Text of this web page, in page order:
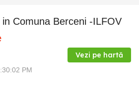
in Comuna Berceni -ILFOV
Vezi pe hartă
PM